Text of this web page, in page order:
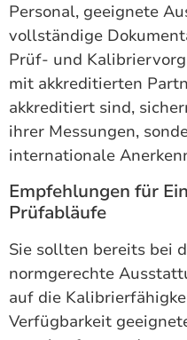
Personal, geeignete
vollständige
Prüf- und
mit akkreditierten
akkreditiert sind,
ihrer Messungen,
internationale
Empfehlungen für
Prüfabläufe
Sie sollten bereits bei
normgerechte
auf die
Verfügbarkeit